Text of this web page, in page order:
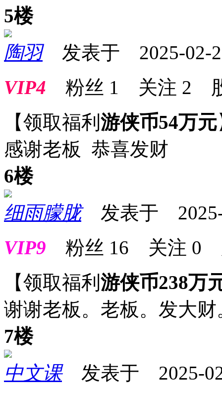
5楼
陶羽发表于 2025-02-
VIP4 粉丝 1 关注 2
【领取福利 游侠币54万元
感谢老板 恭喜发财
6楼
细雨朦胧发表于 2025-
VIP9 粉丝 16 关注 0
【领取福利 游侠币238万
谢谢老板。老板。发大财
7楼
中文课发表于 2025-